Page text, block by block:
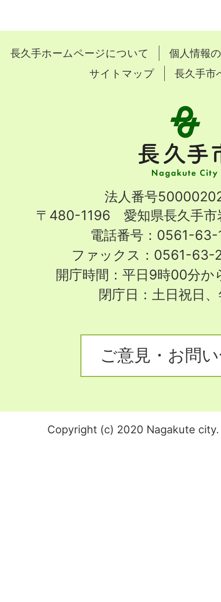
長久手ホームページについて
個人情報
サイトマップ
長久手市
手
市
City
法人番号
〒480-1196 愛知県長久手市
電話番号：0561-63-
ファックス：0561-63-
開庁時間：平日9時00分か
閉庁日：土日祝日
ご意見・お問
Copyright (c) 2020 Nagakute